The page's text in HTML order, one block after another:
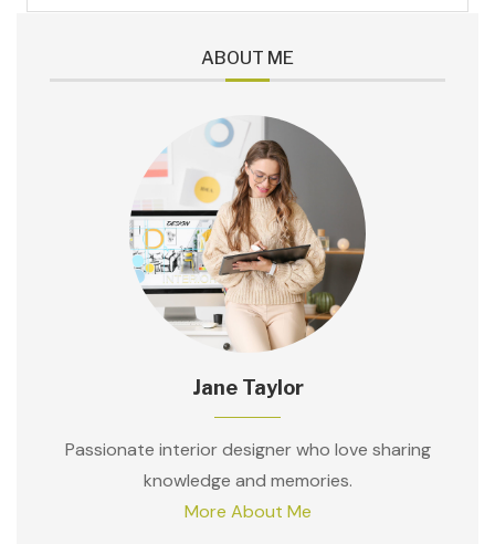
ABOUT ME
Jane Taylor
Passionate interior designer who love sharing
knowledge and memories.
More About Me